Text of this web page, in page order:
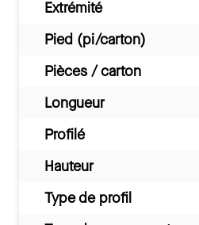
Extrémité
Pied (pi/carton)
Pièces / carton
Longueur
Profilé
Hauteur
Type de profil